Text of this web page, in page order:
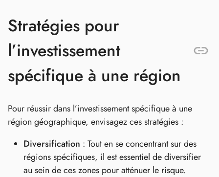
Stratégies pour
l’investissement
spécifique à une région
Pour réussir dans l’investissement spécifique à une
région géographique, envisagez ces stratégies :
Diversification : Tout en se concentrant sur des
régions spécifiques, il est essentiel de diversifier
au sein de ces zones pour atténuer le risque.